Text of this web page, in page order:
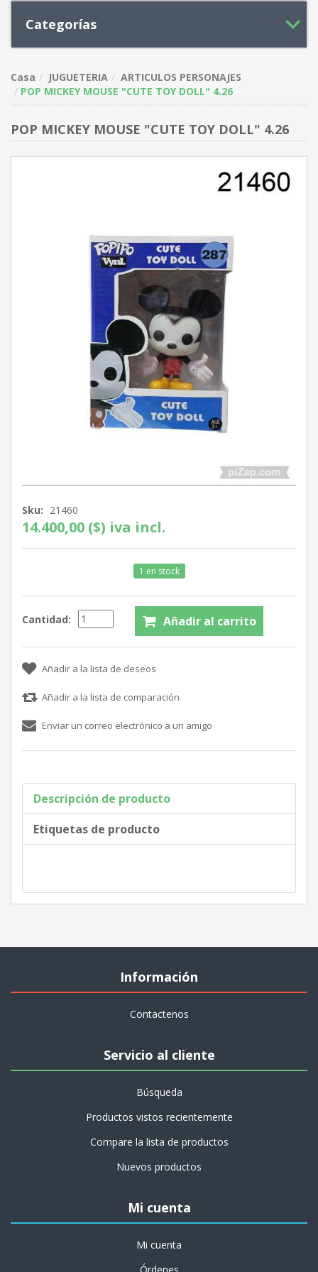
Categorías
Casa JUGUETERIA
ARTICULOS PERSONAJES
POP MICKEY MOUSE "CUTE TOY DOLL" 4.26
POP MICKEY MOUSE "CUTE TOY DOLL" 4.26
Sku: 21460
14.400,00 ($) iva incl.
1 en stock
Cantidad:
Descripción de producto
Etiquetas de producto
Información
Contactenos
Servicio al cliente
Búsqueda
Productos vistos recientemente
Compare la lista de productos
Nuevos productos
Mi cuenta
Mi cuenta